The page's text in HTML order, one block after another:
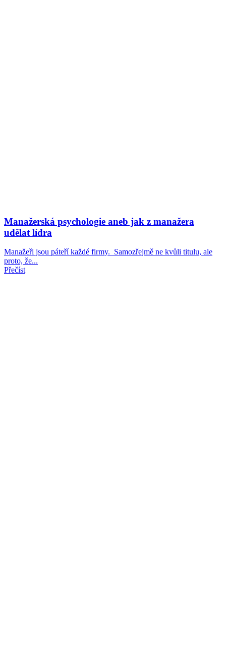
Manažerská psychologie aneb jak z manažera
udělat lídra
Manažeři jsou páteří každé firmy. Samozřejmě ne kvůli titulu, ale
proto, že...
Přečíst